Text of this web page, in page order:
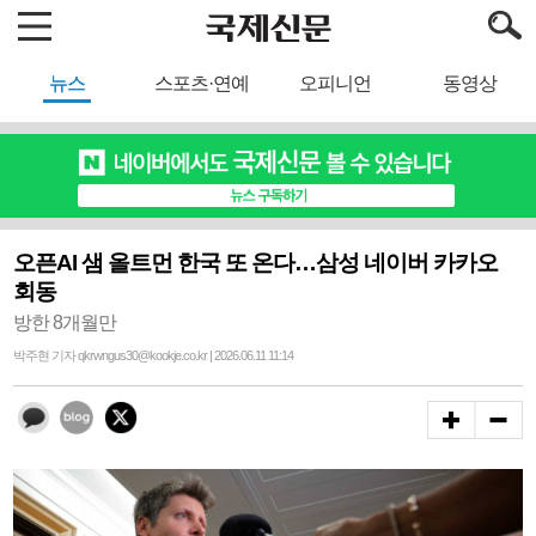
뉴스 스포츠·연예 오피니언 동영상
오픈AI 샘 올트먼 한국 또 온다…삼성 네이버 카카오
회동
방한 8개월만
박주현 기자 qkrwngus30@kookje.co.kr | 2026.06.11 11:14